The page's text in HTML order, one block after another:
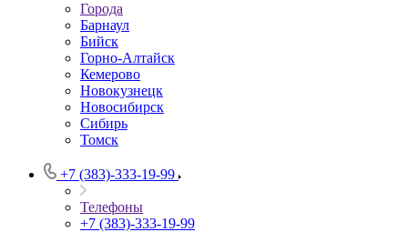
Города
Барнаул
Бийск
Горно-Алтайск
Кемерово
Новокузнецк
Новосибирск
Сибирь
Томск
+7 (383)-333-19-99
Телефоны
+7 (383)-333-19-99